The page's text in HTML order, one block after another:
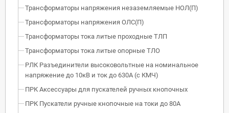
Трансформаторы напряжения незаземляемые НОЛ(П)
Трансформаторы напряжения ОЛС(П)
Трансформаторы тока литые проходные ТЛП
Трансформаторы тока литые опорные ТЛО
РЛК Разъединители высоковольтные на номинальное
напряжение до 10кВ и ток до 630А (с КМЧ)
ПРК Аксессуары для пускателей ручных кнопочных
ПРК Пускатели ручные кнопочные на токи до 80А